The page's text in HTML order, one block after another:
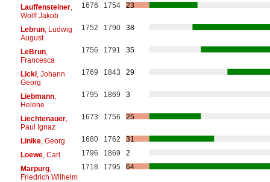
Lauffensteiner,
Wolff Jakob
1676 1754 23
Lebrun, Ludwig
August
1752 1790 38
LeBrun,
Francesca
1756 1791 35
Lickl, Johann
Georg
1769 1843 29
Liebmann,
Helene
1795 1869 3
Liechtenauer,
Paul Ignaz
1673 1756 25
Linike, Georg 1680 1762
31
Loewe, Carl 1796 1869
2
Marpurg,
Friedrich Wilhelm
1718 1795 64